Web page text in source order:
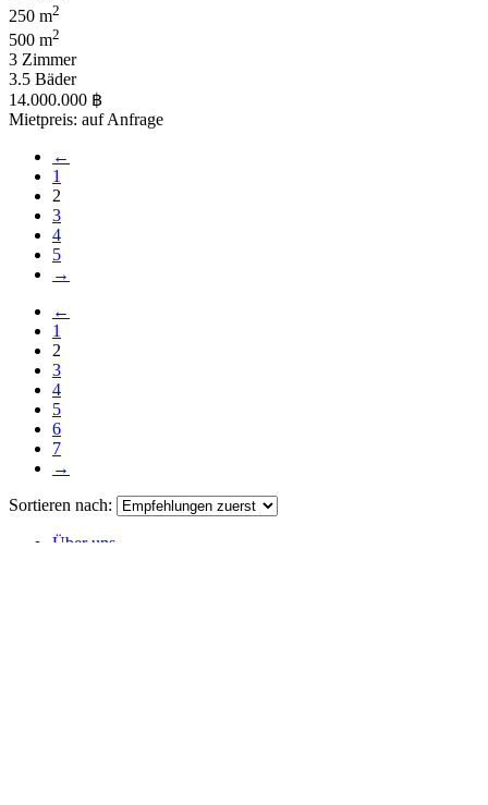
250 m2
500 m2
3 Zimmer
3.5 Bäder
14.000.000 ฿
Mietpreis: auf Anfrage
←
1
2
3
4
5
→
←
1
2
3
4
5
6
7
→
Sortieren nach:
Über uns